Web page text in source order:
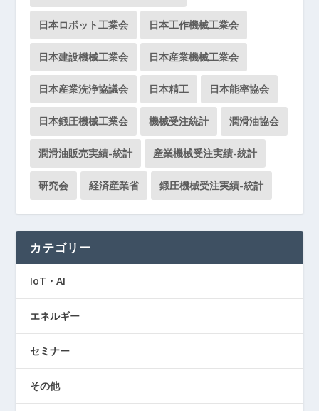
日本ロボット工業会 日本工作機械工業会
日本建設機械工業会 日本産業機械工業会
日本産業洗浄協議会 日本精工 日本能率協会
日本鍛圧機械工業会 機械受注統計 潤滑油協会
潤滑油販売実績-統計 産業機械受注実績-統計
研究会 経済産業省 鍛圧機械受注実績-統計
カテゴリー
IoT・AI
エネルギー
セミナー
その他